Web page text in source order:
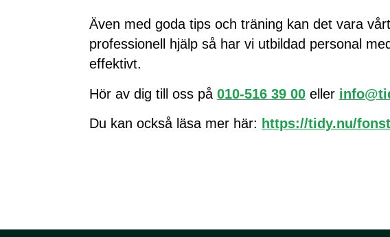
Även med goda tips och träning kan det vara
professionell hjälp så har vi utbildad personal
effektivt.
Hör av dig till oss på 010-516 39 00eller
Du kan också läsa mer här: https://tidy.nu/